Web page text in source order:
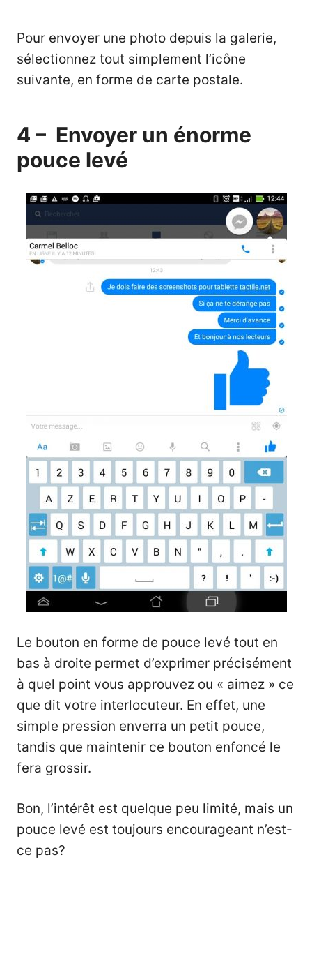
Pour envoyer une photo depuis la galerie,
sélectionnez tout simplement l’icône
suivante, en forme de carte postale.
4 – Envoyer un énorme
pouce levé
Le bouton en forme de pouce levé tout en
bas à droite permet d’exprimer précisément
à quel point vous approuvez ou « aimez » ce
que dit votre interlocuteur. En effet, une
simple pression enverra un petit pouce,
tandis que maintenir ce bouton enfoncé le
fera grossir.
Bon, l’intérêt est quelque peu limité, mais un
pouce levé est toujours encourageant n’est-
ce pas?